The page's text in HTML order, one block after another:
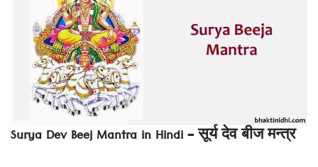
Surya Dev Beej Mantra in Hindi – सूर्य देव बीज मन्त्र